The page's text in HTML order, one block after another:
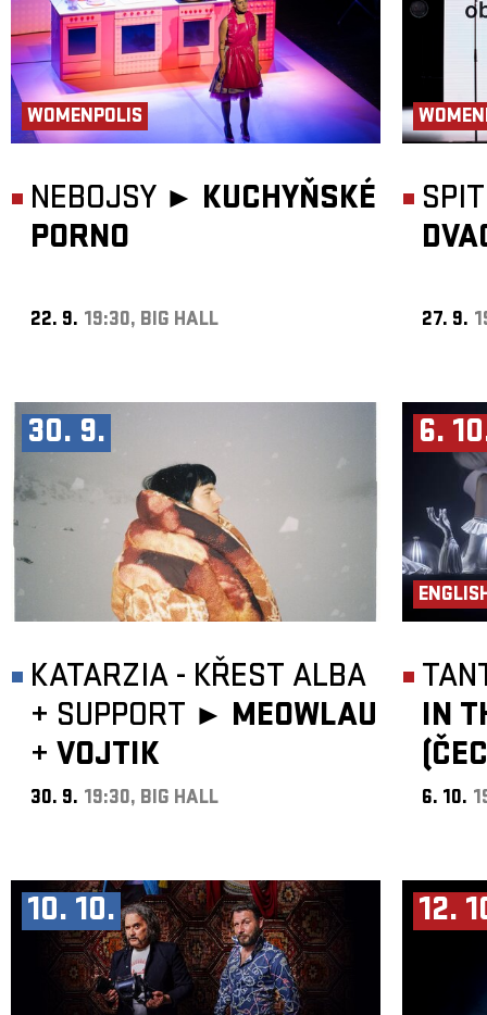
WOMENPOLIS
NEBOJSY ► KUCHYŇSKÉ
PORNO
22. 9. 19:30, BIG HALL 27. 9.
30. 9.
KATARZIA - KŘEST ALBA
+ SUPPORT ► MEOWLAU
+ VOJTIK
30. 9. 19:30, BIG HALL
6.
IN
6. 10.
10. 10. 12.